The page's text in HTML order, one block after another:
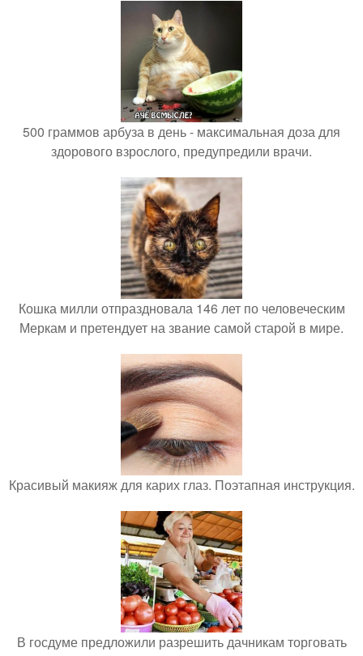
500 граммов арбуза в день - максимальная доза для
здорового взрослого, предупредили врачи.
Кошка милли отпраздновала 146 лет по человеческим
Меркам и претендует на звание самой старой в мире.
Красивый макияж для карих глаз. Поэтапная инструкция.
В госдуме предложили разрешить дачникам торговать